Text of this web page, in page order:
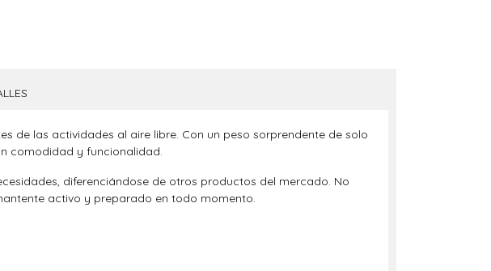
de las actividades al aire libre. Con un peso sorprendente de solo
comodidad y funcionalidad.
diferenciándose de otros productos del mercado. No
activo y preparado en todo momento.